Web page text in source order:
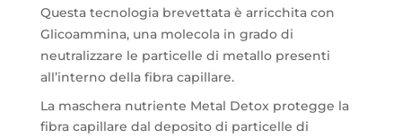
Questa tecnologia brevettata è arricchita con
Glicoammina, una molecola in grado di
neutralizzare le particelle di metallo presenti
all’interno della fibra capillare.
La maschera nutriente Metal Detox protegge la
fibra capillare dal deposito di particelle di